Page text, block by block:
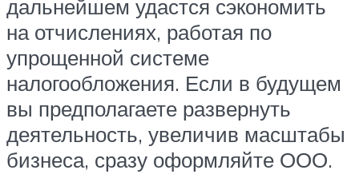
дальнейшем удастся сэкономить
на отчислениях, работая по
упрощенной системе
налогообложения. Если в будущем
вы предполагаете развернуть
деятельность, увеличив масштабы
бизнеса, сразу оформляйте ООО.